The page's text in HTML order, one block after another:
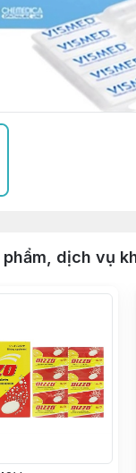
phẩm, dịch vụ